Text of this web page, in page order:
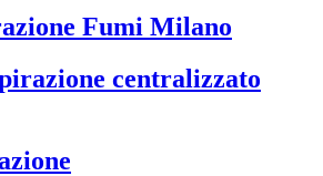
Fumi Milano
centralizzato